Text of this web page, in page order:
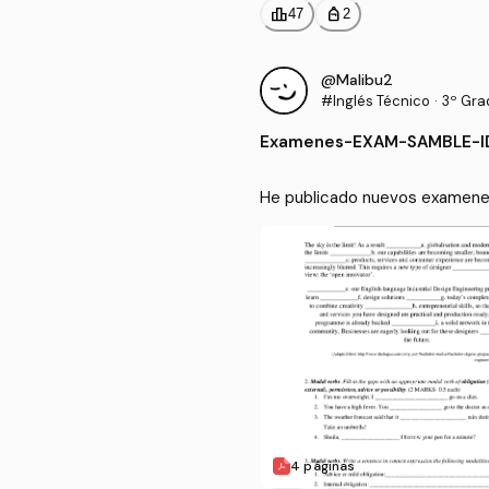
leaderboard47 personal_bag 2
@Malibu2
#Inglés Técnico · 3º
Examenes-EXAM-SAMBLE-
He publicado nuevos
4 páginas